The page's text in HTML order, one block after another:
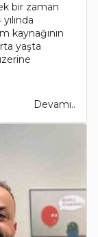
bir zaman
kaynağının
yaşta
Devamı..